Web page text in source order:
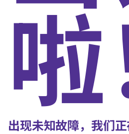
啦
出现未知故障，我们正